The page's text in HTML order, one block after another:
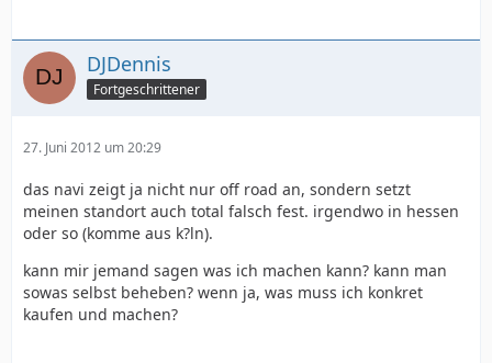
DJDennis
Fortgeschrittener
27. Juni 2012 um 20:29
das navi zeigt ja nicht nur off road an, sondern setzt
meinen standort auch total falsch fest. irgendwo in hessen
oder so (komme aus k?ln).
kann mir jemand sagen was ich machen kann? kann man
sowas selbst beheben? wenn ja, was muss ich konkret
kaufen und machen?